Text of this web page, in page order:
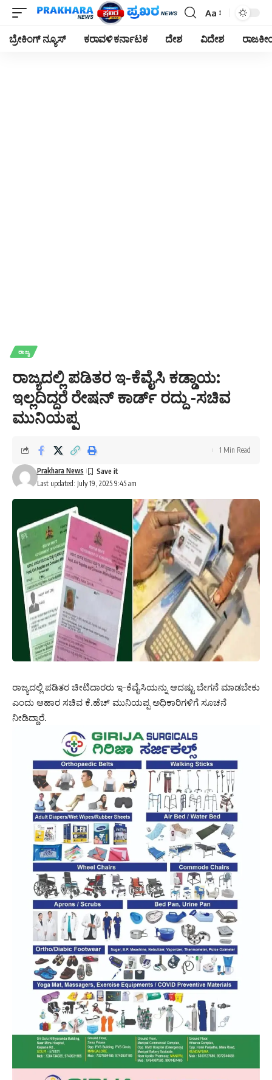
Font
Resizer
Aa
ಬ್ರೇಕಿಂಗ್ ನ್ಯೂಸ್ ಕರಾವಳಿ ಕರ್ನಾಟಕ ದೇಶ ವಿದೇಶ
ರಾಜ್ಯ
ರಾಜ್ಯದಲ್ಲಿ ಪಡಿತರ ಇ-ಕೆವೈಸಿ ಕಡ್ಡಾಯ:
ಇಲ್ಲದಿದ್ದರೆ ರೇಷನ್ ಕಾರ್ಡ್ ರದ್ದು -ಸಚಿವ
ಮುನಿಯಪ್ಪ
Last updated: July 19, 2025 9:45 am
Prakhara News
1 Min Read
ರಾಜ್ಯದಲ್ಲಿ ಪಡಿತರ ಚೀಟಿದಾರರು ಇ-ಕೆವೈಸಿಯನ್ನು ಆದಷ್ಟು ಬೇಗನೆ ಮಾಡಬೇಕು
ಎಂದು ಆಹಾರ ಸಚಿವ ಕೆ.ಹೆಚ್ ಮುನಿಯಪ್ಪ ಅಧಿಕಾರಿಗಳಿಗೆ ಸೂಚನೆ
ನೀಡಿದ್ದಾರೆ.